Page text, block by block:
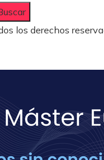
los derechos